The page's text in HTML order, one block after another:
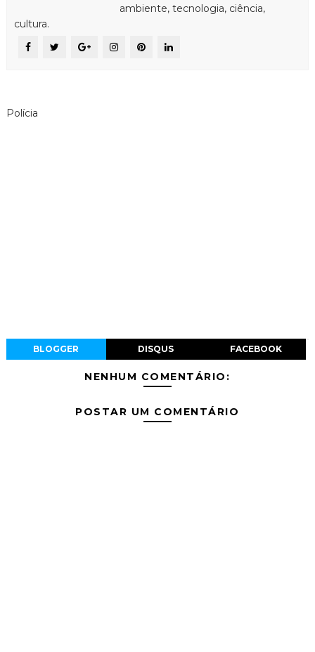
ambiente, tecnologia, ciência,
cultura.
Polícia
BLOGGER DISQUS FACEBOOK
NENHUM COMENTÁRIO:
POSTAR UM COMENTÁRIO